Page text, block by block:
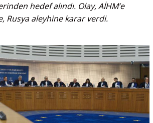
hedef alındı. Olay, AİHM’e
Rusya aleyhine karar verdi.